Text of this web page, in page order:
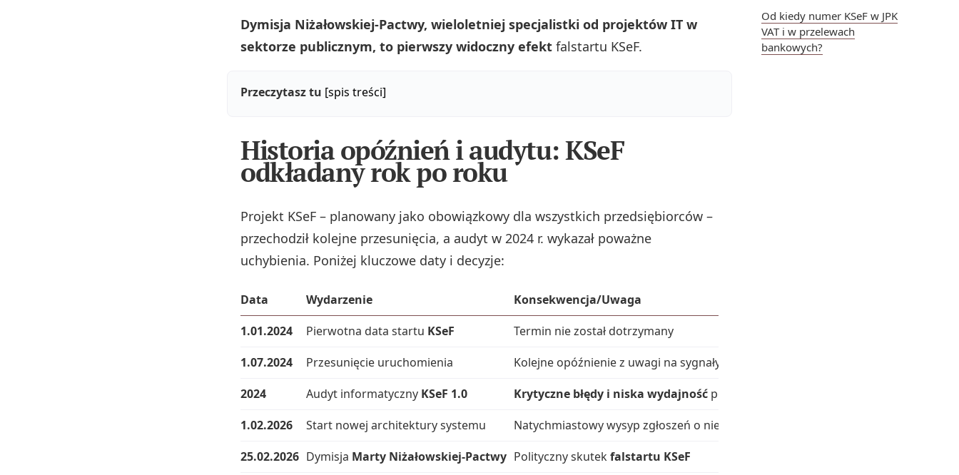
Od kiedy numer KSeF w JPK
VAT i w przelewach
bankowych?
Dymisja Niżałowskiej-Pactwy, wieloletniej specjalistki od projektów IT w
sektorze publicznym, to pierwszy widoczny efekt falstartu KSeF.
Przeczytasz tu [spis treści]
Historia opóźnień i audytu:KSeF
odkładany rok po roku
Projekt KSeF – planowany jako obowiązkowy dla wszystkich przedsiębiorców –
przechodził kolejne przesunięcia, a audyt w 2024 r. wykazał poważne
uchybienia. Poniżej kluczowe daty i decyzje:
Data Wydarzenie
Konsekwencja/Uwaga
1.01.2024
Pierwotna data startu KSeF
Termin nie został dotrzymany
1.07.2024
Przesunięcie uruchomienia
Kolejne opóźnienie z uwagi na sygnały o problemach
2024
Audyt informatyczny KSeF 1.0 Krytyczne błędy i niska wydajność potwierdzone w raporcie
1.02.2026
Start nowej architektury systemu
Natychmiastowy wysyp zgłoszeń o nieprawidłowościach
25.02.2026 Dymisja Marty Niżałowskiej-Pactwy Polityczny skutekfalstartu KSeF